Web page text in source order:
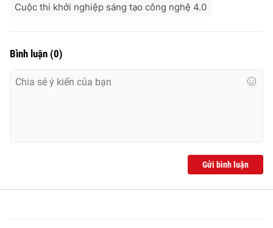
Cuộc thi khởi nghiệp sáng tạo công nghệ 4.0
Bình luận (0)
Gửi bình luận